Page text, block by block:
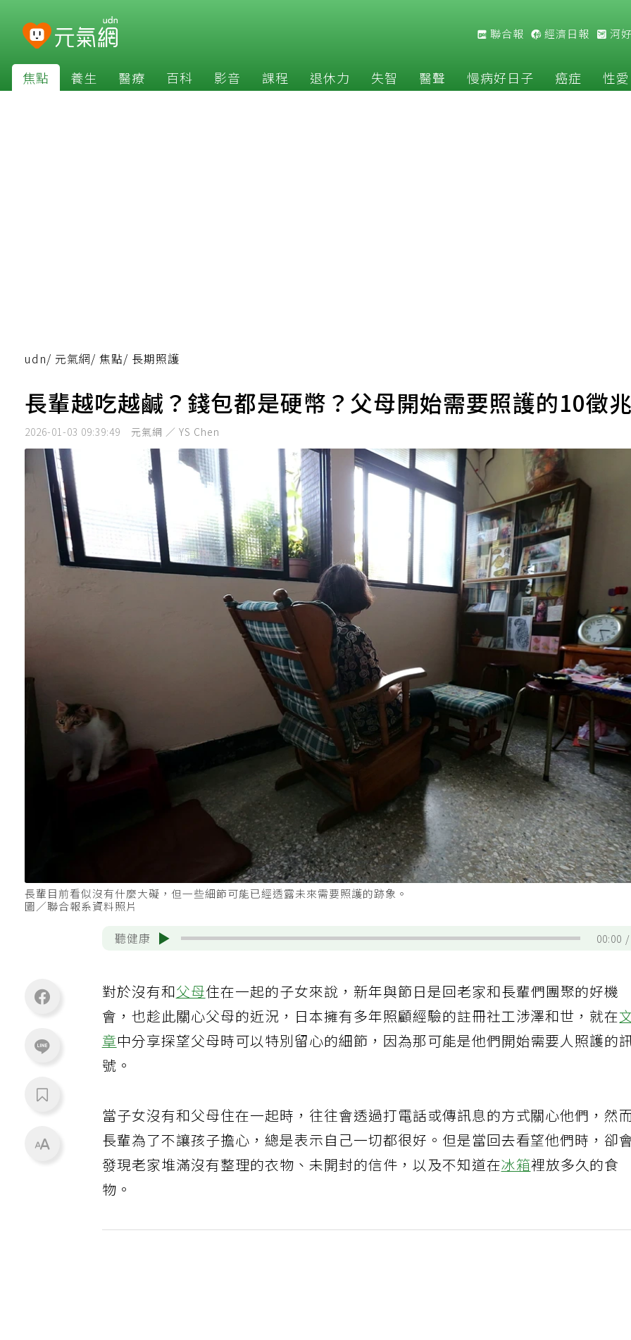
聯合報 經濟日報 河
焦點 養生 醫療 百科 影音 課程 退休力 失智 醫聲 慢病好日子 癌症 性愛
udn/ 元氣網/ 焦點/ 長期照護
長輩越吃越鹹？錢包都是硬幣？父母開始需要照護的10徵
2026-01-03 09:39:49 元氣網 ／ YS Chen
長輩目前看似沒有什麼大礙，但一些細節可能已經透露未來需要照護的跡象。
圖／聯合報系資料照片
聽健康 00:00
對於沒有和父母住在一起的子女來說，新年與節日是回老家和長輩們團聚的好機
會，也趁此關心父母的近況，日本擁有多年照顧經驗的註冊社工涉澤和世，就在
章中分享探望父母時可以特別留心的細節，因為那可能是他們開始需要人照護的
號。
當子女沒有和父母住在一起時，往往會透過打電話或傳訊息的方式關心他們，然
長輩為了不讓孩子擔心，總是表示自己一切都很好。但是當回去看望他們時，卻
發現老家堆滿沒有整理的衣物、未開封的信件，以及不知道在冰箱裡放多久的食
物。